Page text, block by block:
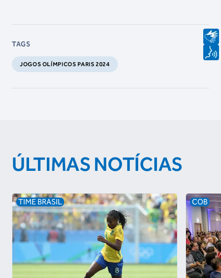
TAGS
JOGOS OLÍMPICOS PARIS 2024
ÚLTIMAS NOTÍCIAS
TIME BRASIL COB